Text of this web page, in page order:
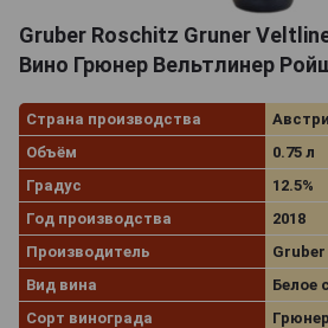
Gruber Roschitz Gruner
Вино Грюнер Вельтлинер
Страна производства
Объём
0.75 л
Градус
12.5%
Год производства
2018
Производитель
Вид вина
Белое
Сорт винограда